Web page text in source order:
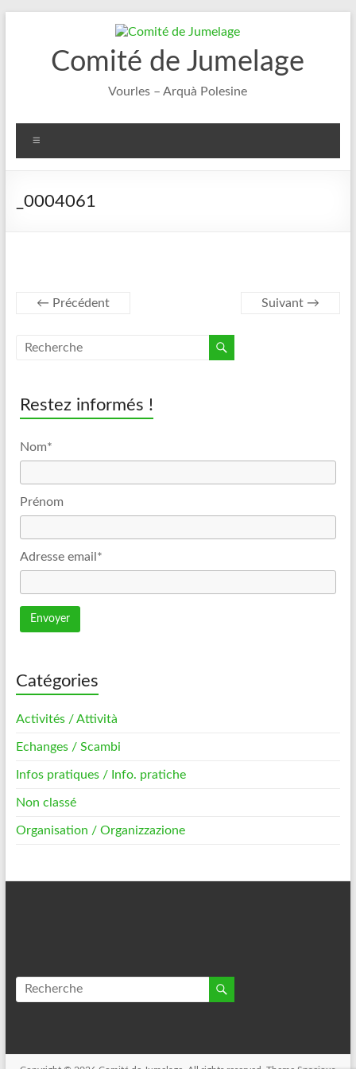
Comité de Jumelage
Vourles – Arquà Polesine
_0004061
← Précédent Suivant →
Restez informés !
Nom*
Prénom
Adresse email*
Catégories
Activités / Attività
Echanges / Scambi
Infos pratiques / Info. pratiche
Non classé
Organisation / Organizzazione